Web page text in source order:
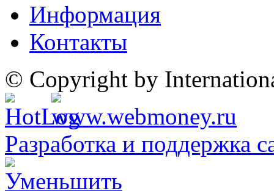
Информация
Контакты
© Copyright by
Разработка и поддержка